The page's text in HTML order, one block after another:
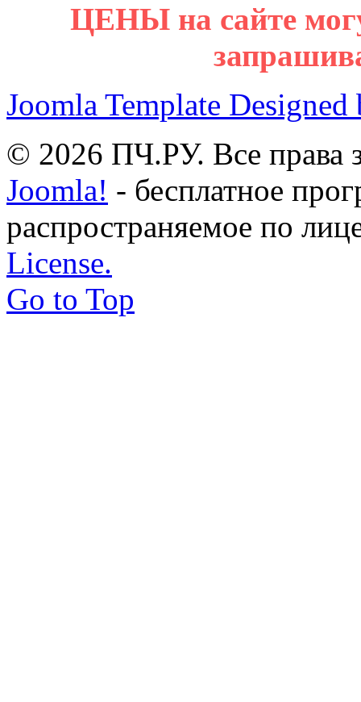
ЦЕНЫ на сайте
Joomla Template Designed
© 2026 ПЧ.РУ. Все права
Joomla! - бесплатное
распространяемое по
License.
Go to Top